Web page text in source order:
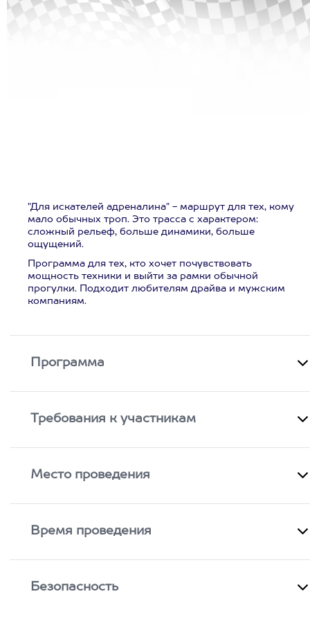
"Для искателей адреналина" - маршрут для тех, кому
мало обычных троп. Это трасса с характером:
сложный рельеф, больше динамики, больше
ощущений.
Программа для тех, кто хочет почувствовать
мощность техники и выйти за рамки обычной
прогулки. Подходит любителям драйва и мужским
компаниям.
Программа
Требования к участникам
Место проведения
Время проведения
Безопасность